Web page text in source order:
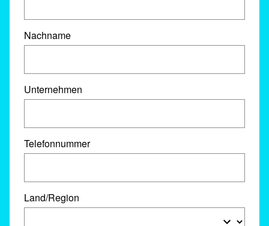
Nachname
Unternehmen
Telefonnummer
Land/Region